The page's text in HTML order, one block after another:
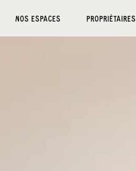
NOS ESPACES PROPRIÉTAIRES